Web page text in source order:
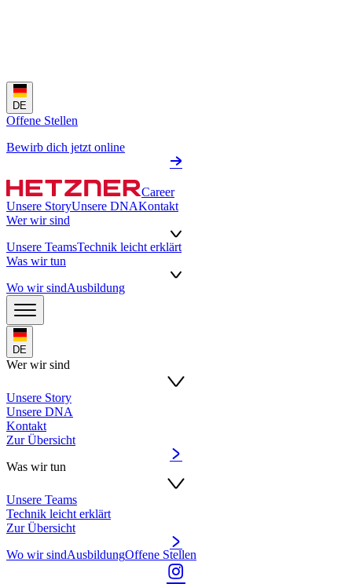
DE
Offene Stellen
Bewirb dich jetzt online
Career
Unsere StoryUnsere DNAKontakt
Wer wir sind
Unsere TeamsTechnik leicht erklärt
Was wir tun
Wo wir sindAusbildung
DE
Wer wir sind
Unsere Story
Unsere DNA
Kontakt
Zur Übersicht
Was wir tun
Unsere Teams
Technik leicht erklärt
Zur Übersicht
Wo wir sindAusbildungOffene Stellen